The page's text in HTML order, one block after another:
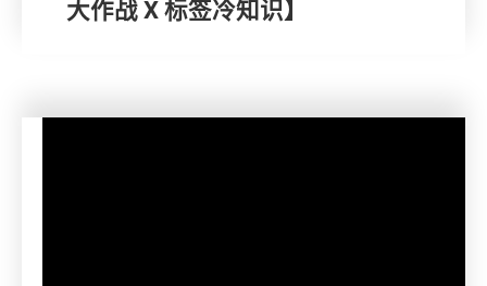
大作战 X 标签冷知识】